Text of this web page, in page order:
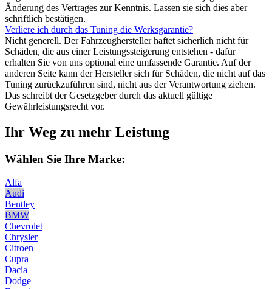
Änderung des Vertrages zur Kenntnis. Lassen sie sich dies aber
schriftlich bestätigen.
Verliere ich durch das Tuning die Werksgarantie?
Nicht generell. Der Fahrzeughersteller haftet sicherlich nicht für
Schäden, die aus einer Leistungssteigerung entstehen - dafür
erhalten Sie von uns optional eine umfassende Garantie. Auf der
anderen Seite kann der Hersteller sich für Schäden, die nicht auf das
Tuning zurückzuführen sind, nicht aus der Verantwortung ziehen.
Das schreibt der Gesetzgeber durch das aktuell gültige
Gewährleistungsrecht vor.
Ihr Weg zu mehr Leistung
Wählen Sie Ihre Marke:
Alfa
Audi
Bentley
BMW
Chevrolet
Chrysler
Citroen
Cupra
Dacia
Dodge